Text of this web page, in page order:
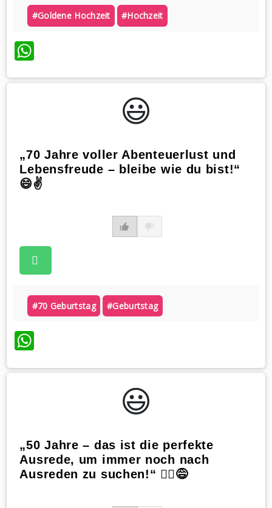
#goldene Hochzeit #hochzeit
WhatsApp
😃️
„70 Jahre voller Abenteuerlust und
Lebensfreude – bleibe wie du bist!“
😄✌️
#70 Geburtstag #geburtstag
WhatsApp
😃️
„50 Jahre – das ist die perfekte
Ausrede, um immer noch nach
Ausreden zu suchen!“ 🤷‍♀️😅